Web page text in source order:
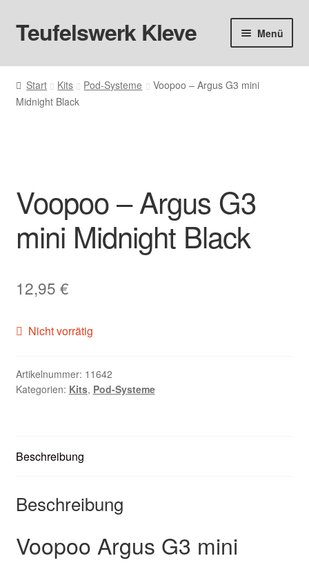
Zur
Navigation
Zum
Inhalt
Teufelswerk Kleve Menü
Startseite
Hardware
Big Puff
Aromen
Basen & Nikotin
Kontaktformular
Unsere Standorte
Start Kits Pod-Systeme
Voopoo – Argus G3 mini
Midnight Black
Voopoo – Argus G3
mini Midnight Black
12,95 €
Nicht vorrätig
Artikelnummer: 11642
Kategorien: Kits, Pod-Systeme
Beschreibung
Beschreibung
Voopoo Argus G3 mini